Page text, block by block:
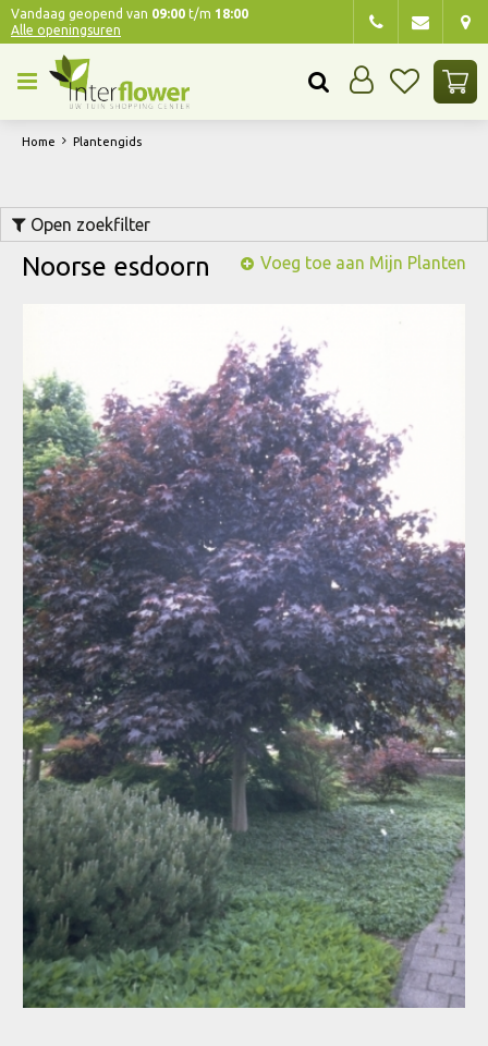
n
Home Plantengids
Vandaag geopend van 09:00 t/m 18:00
Alle openingsuren
Open zoekfilter
Noorse esdoorn Voeg toe aan Mijn Planten